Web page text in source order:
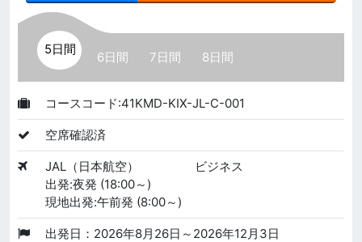
5日間
6日間 7日間 8日間
コースコード:41KMD-KIX-JL-C-001
空席確認済
JAL（日本航空）
ビジネス
出発:夜発 (18:00～)
現地出発:午前発 (8:00～)
出発日：2026年8月26日～2026年12月3日